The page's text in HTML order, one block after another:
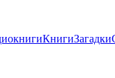
КнигиЗагадки